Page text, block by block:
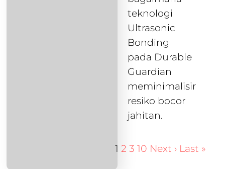
teknologi
Ultrasonic
Bonding
pada Durable
Guardian
meminimalisir
resiko bocor
jahitan.
1 2 3 10 Next › Last »